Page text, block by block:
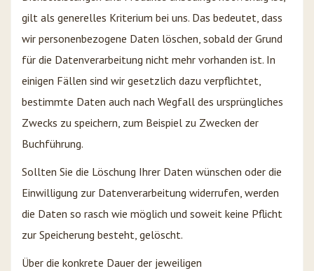
gilt als generelles Kriterium bei uns. Das bedeutet, dass
wir personenbezogene Daten löschen, sobald der Grund
für die Datenverarbeitung nicht mehr vorhanden ist. In
einigen Fällen sind wir gesetzlich dazu verpflichtet,
bestimmte Daten auch nach Wegfall des ursprüngliches
Zwecks zu speichern, zum Beispiel zu Zwecken der
Buchführung.
Sollten Sie die Löschung Ihrer Daten wünschen oder die
Einwilligung zur Datenverarbeitung widerrufen, werden
die Daten so rasch wie möglich und soweit keine Pflicht
zur Speicherung besteht, gelöscht.
Über die konkrete Dauer der jeweiligen